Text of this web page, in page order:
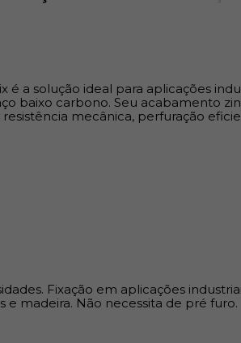
Fixação
a solução ideal para aplicações
baixo carbono. Seu acabamento
mecânica, perfuração
Fixação em aplicações
madeira. Não necessita de pré furo.